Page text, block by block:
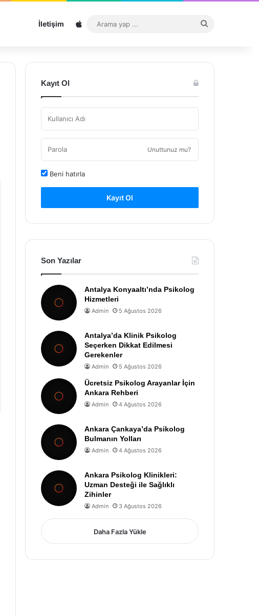
İletişim Sitemap
...
Kayıt Ol
Unuttunuz mu?
Beni hatırla
Kayıt Ol
Son Yazılar
Antalya Konyaaltı’nda Psikolog
Hizmetleri
Admin 5 Ağustos 2026
Antalya’da Klinik Psikolog
Seçerken Dikkat Edilmesi
Gerekenler
Admin 5 Ağustos 2026
Ücretsiz Psikolog Arayanlar İçin
Ankara Rehberi
Admin 4 Ağustos 2026
Ankara Çankaya’da Psikolog
Bulmanın Yolları
Admin 4 Ağustos 2026
Ankara Psikolog Klinikleri:
Uzman Desteği ile Sağlıklı
Zihinler
Admin 3 Ağustos 2026
Daha Fazla Yükle